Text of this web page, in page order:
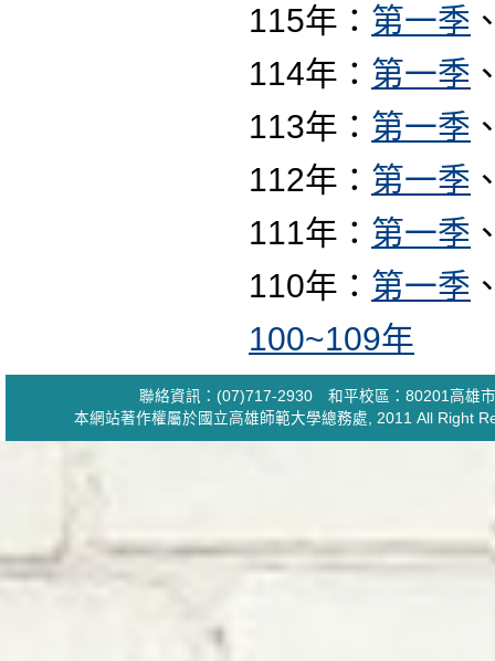
115年： 第一季
114年： 第一季
113年： 第一季
112年： 第一季
111年： 第一季
110年： 第一季
100~109年
聯絡資訊：(07)717-2930 和平校區：80201高雄
本網站著作權屬於國立高雄師範大學總務處, 2011 All Right